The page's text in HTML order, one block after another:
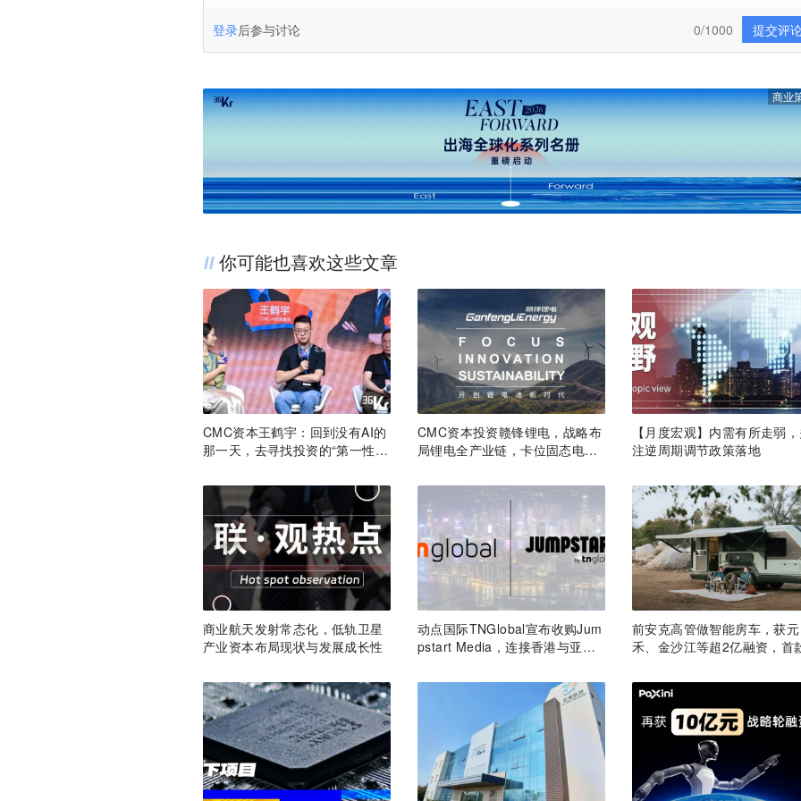
登录后参与讨论 提交评
0/1000
商业
你可能也喜欢这些文章
CMC资本王鹤宇：回到没有AI的
那一天，去寻找投资的“第一性原
CMC资本投资赣锋锂电，战略布
局锂电全产业链，卡位固态电池
【月度宏观】内需有所走弱
注逆周期调节政策落地
商业航天发射常态化，低轨卫星
产业资本布局现状与发展成长性
动点国际TNGlobal宣布收购Jum
pstart Media，连接香港与亚洲
前安克高管做智能房车，获元
禾、金沙江等超2亿融资，首